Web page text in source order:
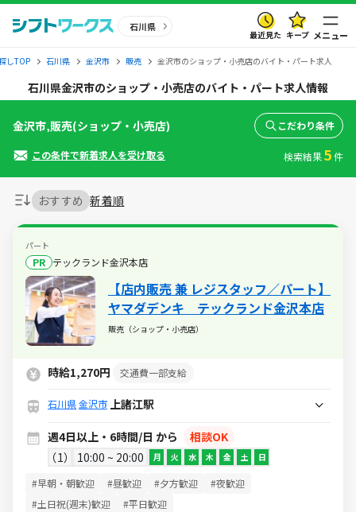
石川県
最近見た キープ メニュー
しTOP 石川県 金沢市 販売 金沢市のショップ・小売店のバイト・パート求人
石川県金沢市のショップ・小売店のバイト・パート求人情報
おすすめ 新着順
パート
PR テックランド金沢本店
【店内販売 兼 レジスタッフ／パート】
ヤマダデンキ テックランド金沢本店
販売（ショップ・小売店）
時給1,270円 交通費一部支給
石川県金沢市 上諸江駅
週4日以上・6時間/日 から
相談OK
1
10:00 ~ 20:00 月 火 水 木 金 土 日
#早朝・朝歓迎 #昼歓迎 #夕方歓迎
#夜歓迎
#土日祝(週末)歓迎
#平日歓迎
金沢市,販売(ショップ・小売店) こだわり条件
この条件で新着求人を受け取る 検索結果5件